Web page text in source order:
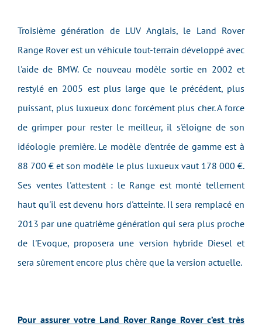
Troisième génération de LUV Anglais, le Land Rover
Range Rover est un véhicule tout-terrain développé avec
l'aide de BMW. Ce nouveau modèle sortie en 2002 et
restylé en 2005 est plus large que le précédent, plus
puissant, plus luxueux donc forcément plus cher. A force
de grimper pour rester le meilleur, il s'éloigne de son
idéologie première. Le modèle d'entrée de gamme est à
88 700 € et son modèle le plus luxueux vaut 178 000 €.
Ses ventes l'attestent : le Range est monté tellement
haut qu'il est devenu hors d'atteinte. Il sera remplacé en
2013 par une quatrième génération qui sera plus proche
de l'Evoque, proposera une version hybride Diesel et
sera sûrement encore plus chère que la version actuelle.
Pour assurer votre Land Rover Range Rover c’est très